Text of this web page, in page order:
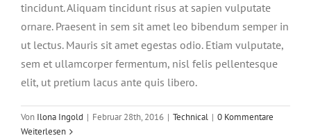
tincidunt. Aliquam tincidunt risus at sapien vulputate
ornare. Praesent in sem sit amet leo bibendum semper in
ut lectus. Mauris sit amet egestas odio. Etiam vulputate,
sem et ullamcorper fermentum, nisl felis pellentesque
elit, ut pretium lacus ante quis libero.
Von Ilona Ingold | Februar 28th, 2016 | Technical | 0 Kommentare
Weiterlesen